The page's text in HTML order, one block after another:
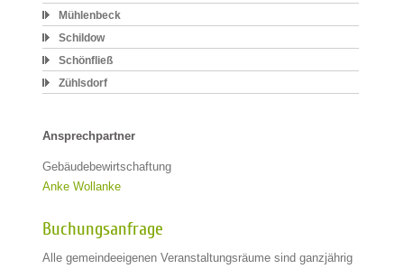
Mühlenbeck
Schildow
Schönfließ
Zühlsdorf
Ansprechpartner
Gebäudebewirtschaftung
Anke Wollanke
Buchungsanfrage
Alle gemeindeeigenen Veranstaltungsräume sind ganzjährig